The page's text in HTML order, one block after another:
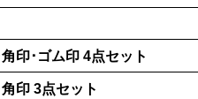
印･ゴム印 4点セット
印 3点セット